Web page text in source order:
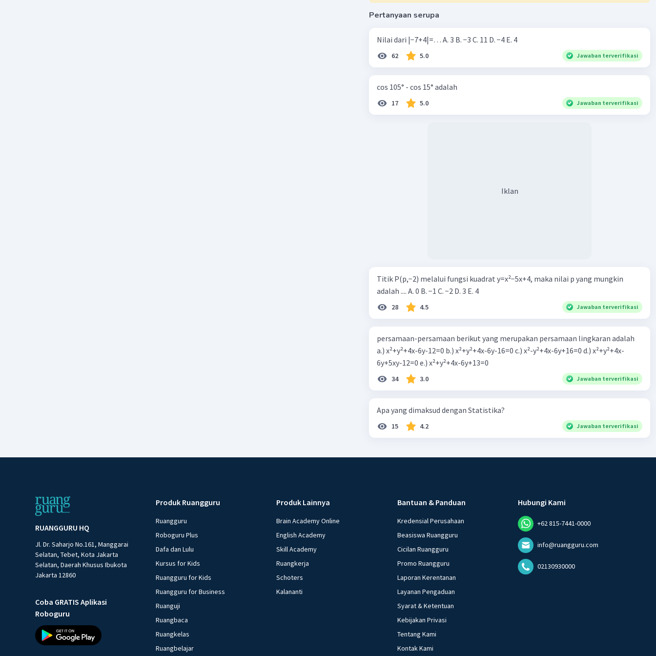
Pertanyaan serupa
Nilai dari |−7+4|=… A. 3 B. −3 C. 11 D. −4 E. 4
62 5.0 Jawaban terverifikasi
cos 105° - cos 15° adalah
17 5.0 Jawaban terverifikasi
Iklan
Titik P(p,−2) melalui fungsi kuadrat y=x²−5x+4, maka nilai p yang mungkin
adalah .... A. 0 B. −1 C. −2 D. 3 E. 4
28 4.5 Jawaban terverifikasi
persamaan-persamaan berikut yang merupakan persamaan lingkaran adalah
a.) x²+y²+4x-6y-12=0 b.) x²+y²+4x-6y-16=0 c.) x²-y²+4x-6y+16=0 d.) x²+y²+4x-
6y+5xy-12=0 e.) x²+y²+4x-6y+13=0
34 3.0 Jawaban terverifikasi
Apa yang dimaksud dengan Statistika?
15 4.2 Jawaban terverifikasi
RUANGGURU HQ
Jl. Dr. Saharjo No.161, Manggarai
Selatan, Tebet, Kota Jakarta
Selatan, Daerah Khusus Ibukota
Jakarta 12860
Coba GRATIS Aplikasi
Roboguru
Produk Ruangguru
Ruangguru
Roboguru Plus
Dafa dan Lulu
Kursus for Kids
Ruangguru for Kids
Ruangguru for Business
Ruanguji
Ruangbaca
Ruangkelas
Ruangbelajar
Produk Lainnya
Brain Academy Online
English Academy
Skill Academy
Ruangkerja
Schoters
Kalananti
Bantuan & Panduan
Kredensial Perusahaan
Beasiswa Ruangguru
Cicilan Ruangguru
Promo Ruangguru
Laporan Kerentanan
Layanan Pengaduan
Syarat & Ketentuan
Kebijakan Privasi
Tentang Kami
Kontak Kami
Hubungi Kami
+62 815-7441-0000
info@ruangguru.com
02130930000